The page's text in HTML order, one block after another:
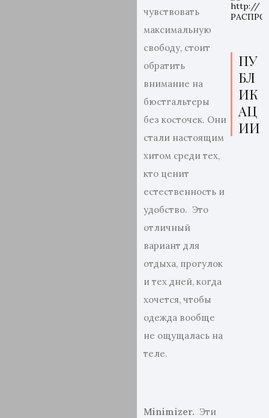
чувствовать
максимальную
свободу, стоит
обратить
внимание на
бюстгальтеры
без косточек. Они
стали настоящим
хитом среди тех,
кто ценит
естественность и
удобство. Это
отличный
вариант для
отдыха, прогулок
и тех дней, когда
хочется, чтобы
одежда вообще
не ощущалась на
теле.
Minimizer. Эти
ПУ
БЛ
ИК
АЦ
ИИ